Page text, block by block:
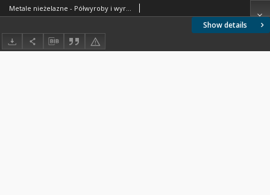
Show details
Metale nieżelazne - Półwyroby i wyroby - Wady powierzchni - Nazwy i określenia BN-78/0800-04